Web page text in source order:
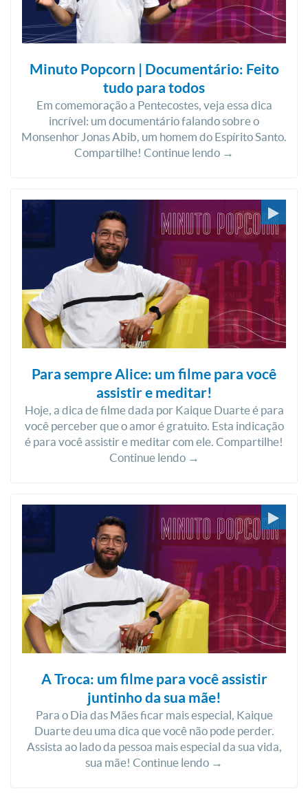
Minuto Popcorn | Documentário: Feito
tudo para todos
Em comemoração a Pentecostes, veja essa dica
incrível: um documentário falando sobre o
Monsenhor Jonas Abib, um homem do Espírito Santo.
Compartilhe! Continue lendo →
Para sempre Alice: um filme para você
assistir e meditar!
Hoje, a dica de filme dada por Kaique Duarte é para
você perceber que o amor é gratuito. Esta indicação
é para você assistir e meditar com ele. Compartilhe!
Continue lendo →
A Troca: um filme para você assistir
juntinho da sua mãe!
Para o Dia das Mães ficar mais especial, Kaique
Duarte deu uma dica que você não pode perder.
Assista ao lado da pessoa mais especial da sua vida,
sua mãe! Continue lendo →